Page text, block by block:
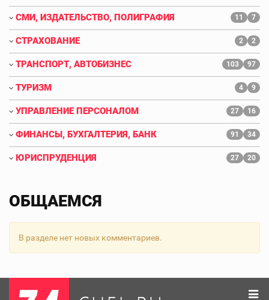
СМИ, ИЗДАТЕЛЬСТВО, ПОЛИГРАФИЯ 7
11
СТРАХОВАНИЕ 2
2
ТРАНСПОРТ, АВТОБИЗНЕС 97
103
ТУРИЗМ 9
4
УПРАВЛЕНИЕ ПЕРСОНАЛОМ 16
27
ФИНАНСЫ, БУХГАЛТЕРИЯ, БАНК 34
91
ЮРИСПРУДЕНЦИЯ 20
27
ОБЩАЕМСЯ
В разделе нет новых комментариев.